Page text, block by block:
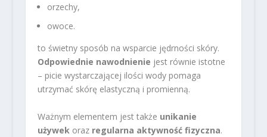
orzechy,
owoce.
to świetny sposób na wsparcie jędrności skóry.
Odpowiednie nawodnienie jest równie istotne
– picie wystarczającej ilości wody pomaga
utrzymać skórę elastyczną i promienną.
Ważnym elementem jest także unikanie
używekoraz regularna aktywność fizyczna.